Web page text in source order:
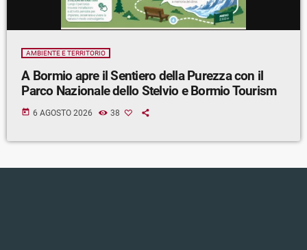
AMBIENTE E TERRITORIO
A Bormio apre il Sentiero della Purezza con il
Parco Nazionale dello Stelvio e Bormio Tourism
today 6 AGOSTO 2026 38